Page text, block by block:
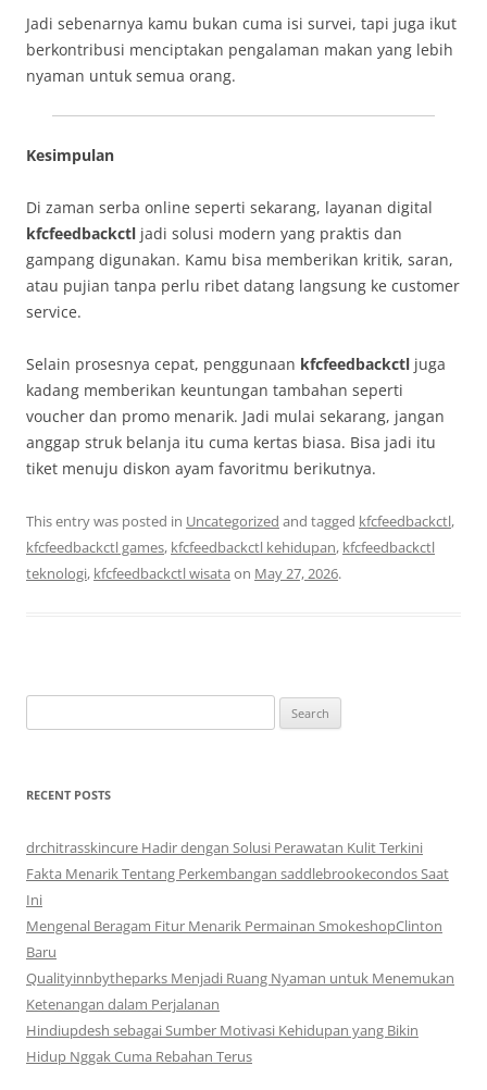
Jadi sebenarnya kamu bukan cuma isi survei, tapi juga ikut
berkontribusi menciptakan pengalaman makan yang lebih
nyaman untuk semua orang.
Kesimpulan
Di zaman serba online seperti sekarang, layanan digital
kfcfeedbackctl jadi solusi modern yang praktis dan
gampang digunakan. Kamu bisa memberikan kritik, saran,
atau pujian tanpa perlu ribet datang langsung ke customer
service.
Selain prosesnya cepat, penggunaan kfcfeedbackctl juga
kadang memberikan keuntungan tambahan seperti
voucher dan promo menarik. Jadi mulai sekarang, jangan
anggap struk belanja itu cuma kertas biasa. Bisa jadi itu
tiket menuju diskon ayam favoritmu berikutnya.
This entry was posted in Uncategorized and tagged kfcfeedbackctl,
kfcfeedbackctl games, kfcfeedbackctl kehidupan, kfcfeedbackctl
teknologi, kfcfeedbackctl wisata on May 27, 2026.
for:
RECENT POSTS
drchitrasskincure Hadir dengan Solusi Perawatan Kulit Terkini
Fakta Menarik Tentang Perkembangan saddlebrookecondos Saat
Ini
Mengenal Beragam Fitur Menarik Permainan SmokeshopClinton
Baru
Qualityinnbytheparks Menjadi Ruang Nyaman untuk Menemukan
Ketenangan dalam Perjalanan
Hindiupdesh sebagai Sumber Motivasi Kehidupan yang Bikin
Hidup Nggak Cuma Rebahan Terus